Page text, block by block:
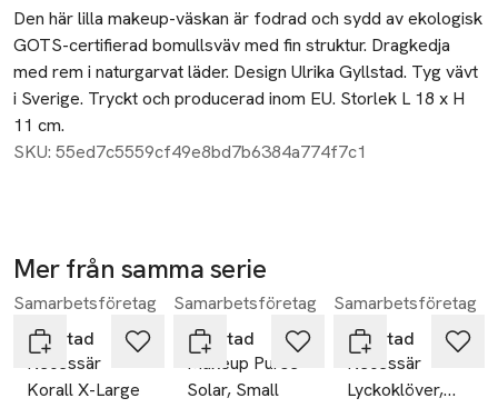
Beskrivning
Den här lilla makeup-väskan är fodrad och sydd av ekologisk
GOTS-certifierad bomullsväv med fin struktur. Dragkedja
med rem i naturgarvat läder. Design Ulrika Gyllstad. Tyg vävt
i Sverige. Tryckt och producerad inom EU. Storlek L 18 x H
11 cm.
SKU: 55ed7c5559cf49e8bd7b6384a774f7c1
Mer från samma serie
Hoppa över bildspelet
Samarbetsföretag
Gyllstad
Necessär
Korall X-Large
Samarbetsföretag
Gyllstad
Makeup Purse
Solar, Small
Samarbetsföretag
Gyllstad
Necessär
Lyckoklöver,